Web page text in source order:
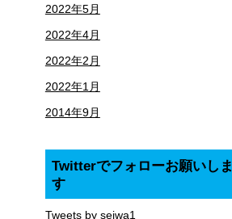
2022年5月
2022年4月
2022年2月
2022年1月
2014年9月
Twitterでフォローお願いしま
す
Tweets by seiwa1